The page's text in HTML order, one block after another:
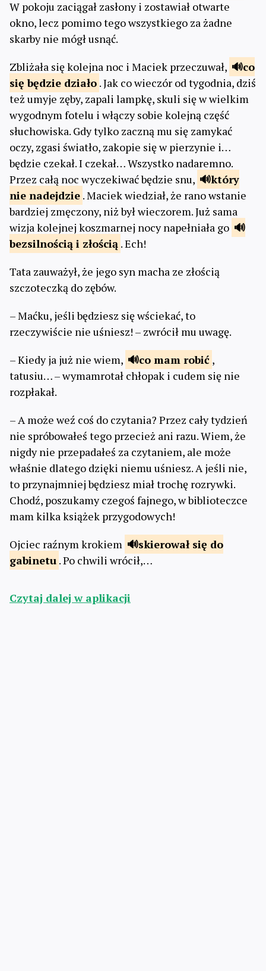
W pokoju zaciągał zasłony i zostawiał otwarte
okno, lecz pomimo tego wszystkiego za żadne
skarby nie mógł usnąć.
Zbliżała się kolejna noc i Maciek przeczuwał,
co
się będzie działo . Jak co wieczór od tygodnia, dziś
też umyje zęby, zapali lampkę, skuli się w wielkim
wygodnym fotelu i włączy sobie kolejną część
słuchowiska. Gdy tylko zaczną mu się zamykać
oczy, zgasi światło, zakopie się w pierzynie i…
będzie czekał. I czekał… Wszystko nadaremno.
Przez całą noc wyczekiwać będzie snu,
który
nie nadejdzie . Maciek wiedział, że rano wstanie
bardziej zmęczony, niż był wieczorem. Już sama
wizja kolejnej koszmarnej nocy napełniała go
bezsilnością i złością . Ech!
Tata zauważył, że jego syn macha ze złością
szczoteczką do zębów.
– Maćku, jeśli będziesz się wściekać, to
rzeczywiście nie uśniesz! – zwrócił mu uwagę.
– Kiedy ja już nie wiem,
co mam robić ,
tatusiu… – wymamrotał chłopak i cudem się nie
rozpłakał.
– A może weź coś do czytania? Przez cały tydzień
nie spróbowałeś tego przecież ani razu. Wiem, że
nigdy nie przepadałeś za czytaniem, ale może
właśnie dlatego dzięki niemu uśniesz. A jeśli nie,
to przynajmniej będziesz miał trochę rozrywki.
Chodź, poszukamy czegoś fajnego, w biblioteczce
mam kilka książek przygodowych!
Ojciec raźnym krokiem
skierował się do
gabinetu . Po chwili wrócił,…
Czytaj dalej w aplikacji